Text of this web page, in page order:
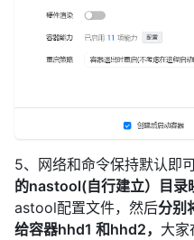
5、网络和命令保持默认即
的nastool(自行建立）目
astool配置文件，然后分别
给容器hhd1 和hhd2， 大家